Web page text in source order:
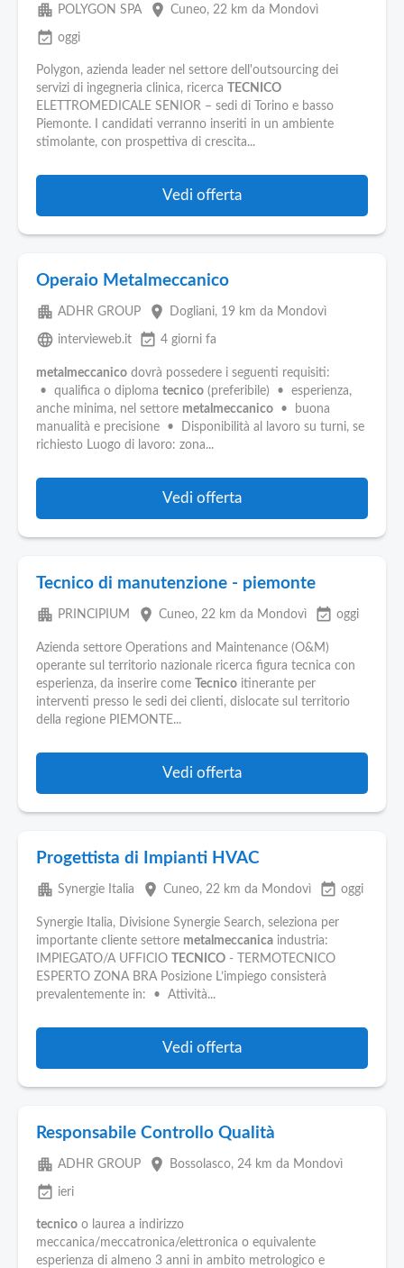
apartment POLYGON SPA place Cuneo, 22 km da Mondovì
event_available oggi
Polygon, azienda leader nel settore dell'outsourcing dei
servizi di ingegneria clinica, ricerca
TECNICO
ELETTROMEDICALE SENIOR – sedi di Torino e basso
Piemonte. I candidati verranno inseriti in un ambiente
stimolante, con prospettiva di crescita...
Vedi offerta
Operaio Metalmeccanico
apartment ADHR GROUP place Dogliani, 19 km da Mondovì
language intervieweb.it event_available 4 giorni fa
metalmeccanico dovrà possedere i seguenti requisiti:
• qualifica o diploma tecnico (preferibile) • esperienza,
anche minima, nel settore metalmeccanico • buona
manualità e precisione • Disponibilità al lavoro su turni, se
richiesto Luogo di lavoro: zona...
Vedi offerta
Tecnico di manutenzione - piemonte
apartment PRINCIPIUM place Cuneo, 22 km da Mondovì event_available oggi
Azienda settore Operations and Maintenance (O&M)
operante sul territorio nazionale ricerca figura tecnica con
esperienza, da inserire come
Tecnico itinerante per
interventi presso le sedi dei clienti, dislocate sul territorio
della regione PIEMONTE...
Vedi offerta
Progettista di Impianti HVAC
apartment Synergie Italia place Cuneo, 22 km da Mondovì event_available oggi
Synergie Italia, Divisione Synergie Search, seleziona per
importante cliente settore metalmeccanica industria:
IMPIEGATO/A UFFICIO
TECNICO - TERMOTECNICO
ESPERTO ZONA BRA Posizione L’impiego consisterà
prevalentemente in: • Attività...
Vedi offerta
Responsabile Controllo Qualità
apartment ADHR GROUP place Bossolasco, 24 km da Mondovì
event_available ieri
tecnico o laurea a indirizzo
meccanica/meccatronica/elettronica o equivalente
esperienza di almeno 3 anni in ambito metrologico e